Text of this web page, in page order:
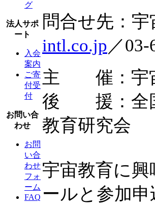
グ
法人サポ
ート
入会
案内
ご寄
付受
付
お問い合
わせ
お問
い合
わせ
フォ
ーム
FAQ
問合せ先：
intl.co.jp／03-
主 催：宇宙
後 援：全国
教育研究会
宇宙教育に
ールと参加